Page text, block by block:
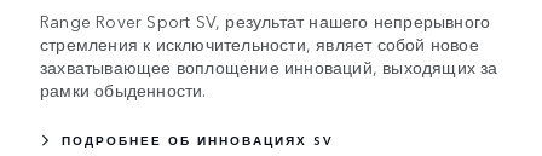
Range Rover Sport SV, результат нашего непрерывного
стремления к исключительности, являет собой новое
захватывающее воплощение инноваций, выходящих за
рамки обыденности.
ПОДРОБНЕЕ ОБ ИННОВАЦИЯХ SV